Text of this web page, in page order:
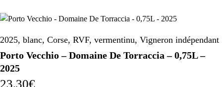
2025, blanc, Corse, RVF, vermentinu, Vigneron indépendant
Porto Vecchio – Domaine De Torraccia – 0,75L –
2025
23.30€